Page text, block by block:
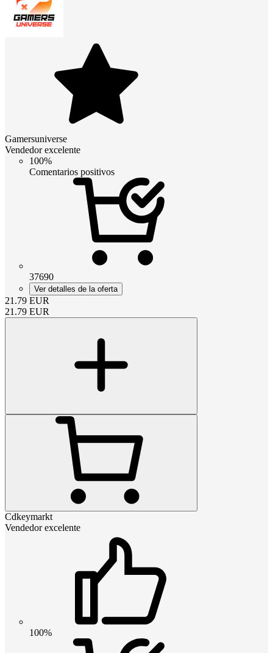
Gamersuniverse
Vendedor excelente
100%
Comentarios positivos
37690
Ver detalles de la oferta
21.79 EUR
21.79 EUR
Cdkeymarkt
Vendedor excelente
100%